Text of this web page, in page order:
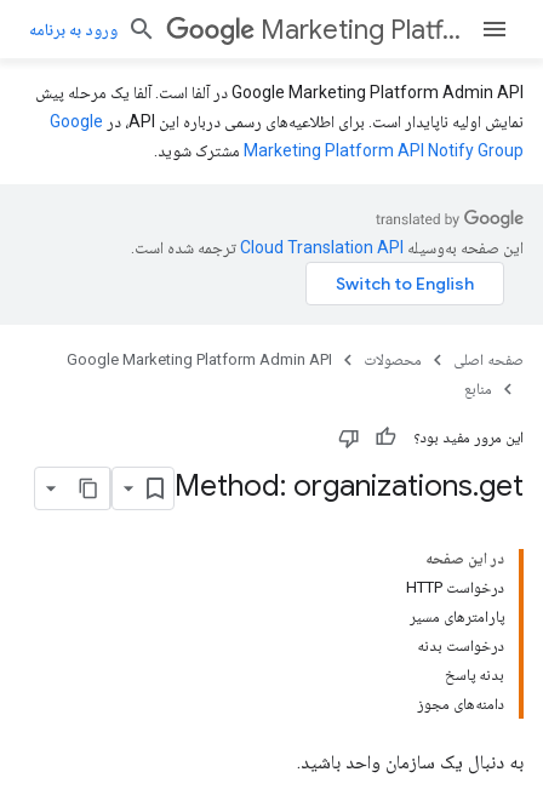
Marketing Platform Admin API ورود به برنامه
Google Marketing Platform Admin API در آلفا است. آلفا یک مرحله پیش
نمایش اولیه ناپایدار است. برای اطلاعیه‌های رسمی درباره این API، در
Google
Marketing Platform API Notify Group مشترک شوید.
این صفحه به‌وسیله ترجمه شده است.
صفحه اصلی محصولات
Google Marketing Platform Admin API
منابع
این مرور مفید بود؟
Method: organizations.get
در این صفحه
درخواست HTTP
پارامترهای مسیر
درخواست بدنه
بدنه پاسخ
دامنه‌های مجوز
به دنبال یک سازمان واحد باشید.